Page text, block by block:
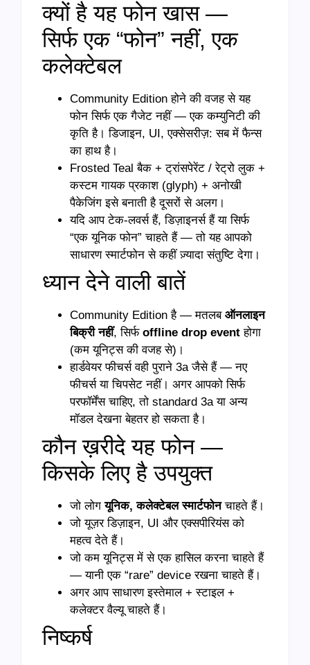
क्यों है यह फोन खास —
सिर्फ एक “फोन” नहीं, एक
कलेक्टेबल
Community Edition होने की वजह से यह
फोन सिर्फ एक गैजेट नहीं — एक कम्युनिटी की
कृति है। डिजाइन, UI, एक्सेसरीज़: सब में फैन्स
का हाथ है।
Frosted Teal बैक + ट्रांसपेरेंट / रेट्रो लुक +
कस्टम गायक प्रकाश (glyph) + अनोखी
पैकेजिंग इसे बनाती है दूसरों से अलग।
यदि आप टेक-लवर्स हैं, डिज़ाइनर्स हैं या सिर्फ
“एक यूनिक फोन” चाहते हैं — तो यह आपको
साधारण स्मार्टफोन से कहीं ज़्यादा संतुष्टि देगा।
ध्यान देने वाली बातें
Community Edition है — मतलब ऑनलाइन
बिक्री नहीं, सिर्फ offline drop event होगा
(कम यूनिट्स की वजह से)।
हार्डवेयर फीचर्स वही पुराने 3a जैसे हैं — नए
फीचर्स या चिपसेट नहीं। अगर आपको सिर्फ
परफॉर्मेंस चाहिए, तो standard 3a या अन्य
मॉडल देखना बेहतर हो सकता है।
कौन ख़रीदे यह फोन —
किसके लिए है उपयुक्त
जो लोगयूनिक,कलेक्टेबल स्मार्टफोनचाहते हैं।
जो यूज़र डिज़ाइन, UI और एक्सपीरियंस को
महत्व देते हैं।
जो कम यूनिट्स में से एक हासिल करना चाहते हैं
— यानी एक “rare” device रखना चाहते हैं।
अगर आप साधारण इस्तेमाल + स्टाइल +
कलेक्टर वैल्यू चाहते हैं।
निष्कर्ष